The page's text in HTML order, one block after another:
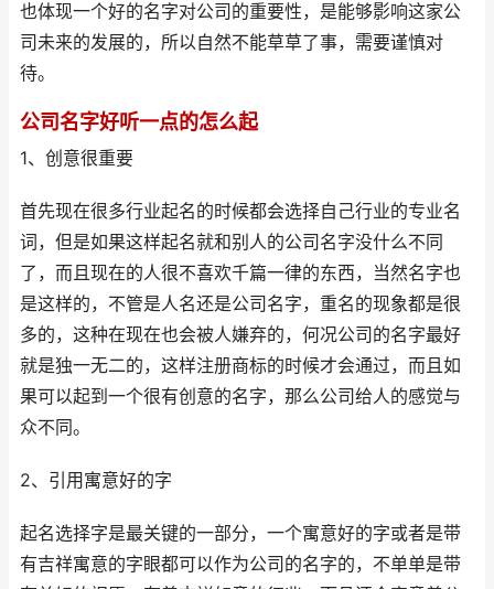
也体现一个好的名字对公司的重要性，是能够影响这家公
司未来的发展的，所以自然不能草草了事，需要谨慎对
待。
公司名字好听一点的怎么起
1、创意很重要
首先现在很多行业起名的时候都会选择自己行业的专业名
词，但是如果这样起名就和别人的公司名字没什么不同
了，而且现在的人很不喜欢千篇一律的东西，当然名字也
是这样的，不管是人名还是公司名字，重名的现象都是很
多的，这种在现在也会被人嫌弃的，何况公司的名字最好
就是独一无二的，这样注册商标的时候才会通过，而且如
果可以起到一个很有创意的名字，那么公司给人的感觉与
众不同。
2、引用寓意好的字
起名选择字是最关键的一部分，一个寓意好的字或者是带
有吉祥寓意的字眼都可以作为公司的名字的，不单单是带